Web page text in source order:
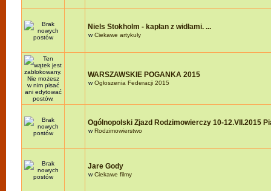
Niels Stokholm - kapłan z widłami. ...
wCiekawe artykuły
WARSZAWSKIE POGANKA 2015
wOgłoszenia Federacji 2015
Ogólnopolski Zjazd Rodzimowierczy 10-12.VII.2015
wRodzimowierstwo
Jare Gody
wCiekawe filmy